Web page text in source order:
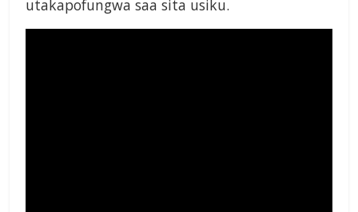
utakapofungwa saa sita usiku.